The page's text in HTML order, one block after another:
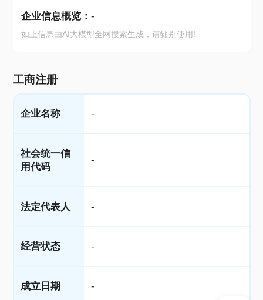
企业信息概览： -
如上信息由AI大模型全网搜索生成，请甄别使用!
工商注册
企业名称 -
社会统一信
用代码
-
法定代表人 -
经营状态 -
成立日期 -